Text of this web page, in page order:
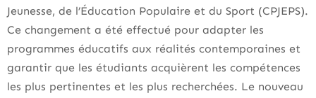
Jeunesse, de l’Éducation Populaire et du Sport (CPJEPS).
Ce changement a été effectué pour adapter les
programmes éducatifs aux réalités contemporaines et
garantir que les étudiants acquièrent les compétences
les plus pertinentes et les plus recherchées. Le nouveau